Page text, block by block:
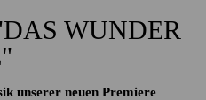
WUNDER
unserer neuen Premiere